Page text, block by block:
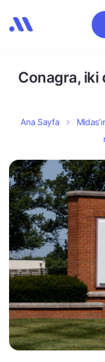
Conagra, iki
Ana Sayfa